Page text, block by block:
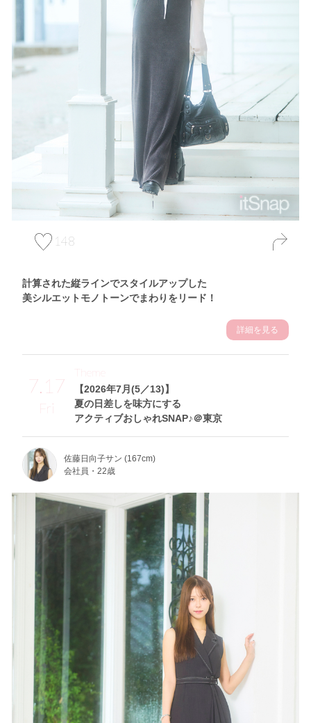
148
計算された縦ラインでスタイルアップした
美シルエットモノトーンでまわりをリード！
詳細を見る
7.17
Fri
【2026年7月(5／13)】
夏の日差しを味方にする
アクティブおしゃれSNAP♪＠東京
Theme
佐藤日向子サン (167cm)
会社員・22歳